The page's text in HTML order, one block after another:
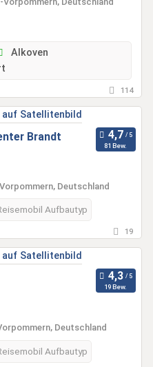
Alkoven
114
Brandt
81 Bew.
Deutschland
Aufbautyp
19
19 Bew.
Deutschland
Aufbautyp